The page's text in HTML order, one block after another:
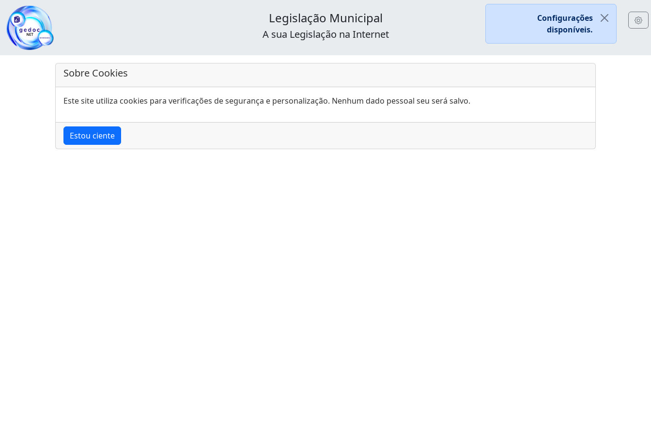
Legislação Municipal
A sua Legislação na Internet
Configurações
disponíveis.
Sobre Cookies
Este site utiliza cookies para verificações de segurança e personalização. Nenhum dado pessoal seu será salvo.
Estou ciente